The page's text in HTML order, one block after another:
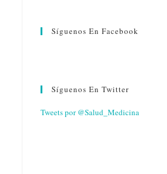
Síguenos En Facebook
Síguenos En Twitter
Tweets por @Salud_Medicina